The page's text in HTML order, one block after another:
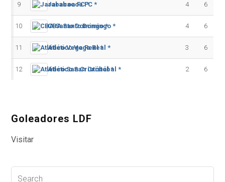
9 Jarabacoa FC * 4 6
10 CBA Santo Domingo * 4 6
11 Atlético Vega Real * 3 6
12 Atlético San Cristóbal * 2 6
Goleadores LDF
Visitar